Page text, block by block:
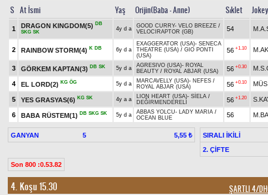
S At İsmi Yaş Orijin(Baba - Anne) Sıklet Jokey
1 DRAGON KINGDOM(5) DB
SKG SK
4y d a GOOD CURRY- VELO BREEZE /
VELOCIRAPTOR (GB)
54
2 RAINBOW STORM(4) K DB 6y d a
EXAGGERATOR (USA)- SENECA
THEATRE (USA) / GIO PONTI
(USA)
56 +1.10
3 GÖRKEM KAPTAN(3) DB SK 5y d a AGRESIVO (USA)- ROYAL
BEAUTY / ROYAL ABJAR (USA) 56 +0.30
4 EL LORD(2) KG ÖG 5y d a MARCAVELLY (USA)- NEFES /
ROYAL ABJAR (USA)
56 +0.10
5 YES GRASYAS(6) KG SK 4y a a LION HEART (USA)- SİELA /
DEĞİRMENDERELİ
56 +1.20
6 BABA RÜSTEM(1) DB SKG SK 5y d a ABBAS YOLCU- LADY MARIA /
OCEAN BLUE
56
GANYAN 5 5,55 ₺
SIRALI İKİLİ
2. ÇİFTE
Son 800 :0.53.82
4. Koşu 15.30 ŞARTLI 4/